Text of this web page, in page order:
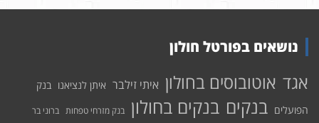
נושאים בפורטל חולון
אגד אוטובוסים בחולון איתי זילבר איתן לנציאנו בנק
הפועלים בנקים בנקים בחולון בנק מזרחי טפחות ברוני בר